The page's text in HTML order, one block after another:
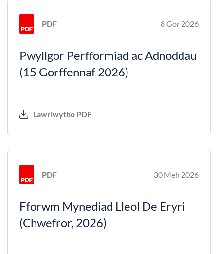
PDF 8 Gor 2026
Pwyllgor Perfformiad ac Adnoddau
(15 Gorffennaf 2026)
Lawrlwytho PDF
PDF 30 Meh 2026
Fforwm Mynediad Lleol De Eryri
(Chwefror, 2026)